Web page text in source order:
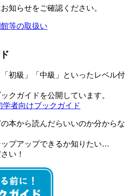
知らせをご確認ください。
等の取扱い
初級」「中級」といったレベル付
クガイドを公開しています。
者向けブックガイド
本から読んだらいいのか分からな
プアップできるか知りたい…
い！